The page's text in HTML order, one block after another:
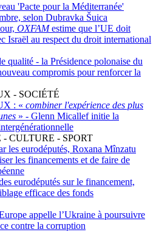
'Pacte pour la Méditerranée'
selon Dubravka Šuica
OXFAMestime que l’UE doit
Israël au respect du droit international
qualité - la Présidence polonaise du
compromis pour renforcer la
- SOCIÉTÉ
: « combiner l'expérience des plus
» - Glenn Micallef initie la
CULTURE - SPORT
les eurodéputés, Roxana Mînzatu
les financements et de faire de
eurodéputés sur le financement,
efficace des fonds
appelle l’Ukraine à poursuivre
contre la corruption